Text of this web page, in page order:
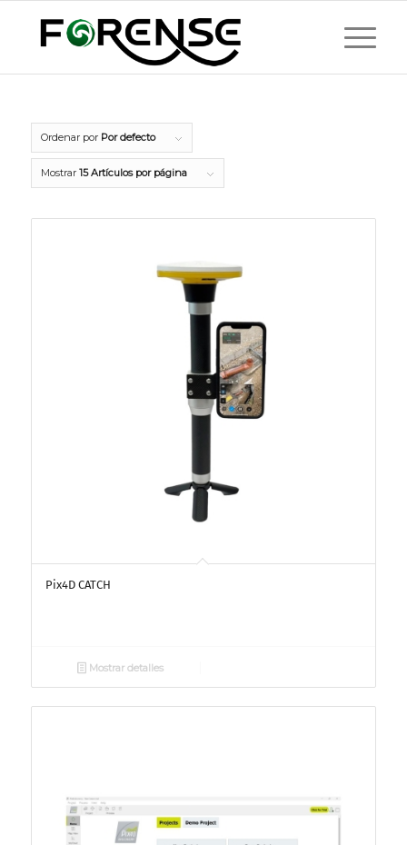
Ordenar por Por defecto
Mostrar 15 Artículos por página
Pix4D CATCH
Mostrar detalles